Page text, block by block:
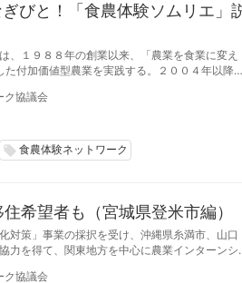
びと！「食農体験ソムリエ」
、１９８８年の創業以来、「農業を食業に変え
付加価値型農業を実践する。２００４年以降は
ク協議会
local_offer 食農体験ネットワーク
希望者も（宮城県登米市編）
対策」事業の採択を受け、沖縄県糸満市、山口
力を得て、関東地方を中心に農業インターンシ
ク協議会